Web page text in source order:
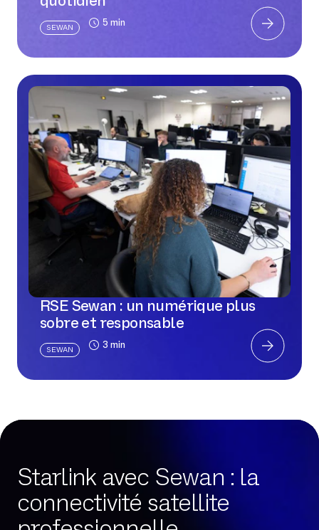
SEWAN 5 min
RSE Sewan : un numérique plus
sobre et responsable
SEWAN 3 min
Starlink avec Sewan : la
connectivité satellite